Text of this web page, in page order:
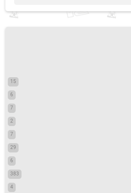
15
6
7
2
7
29
6
383
4